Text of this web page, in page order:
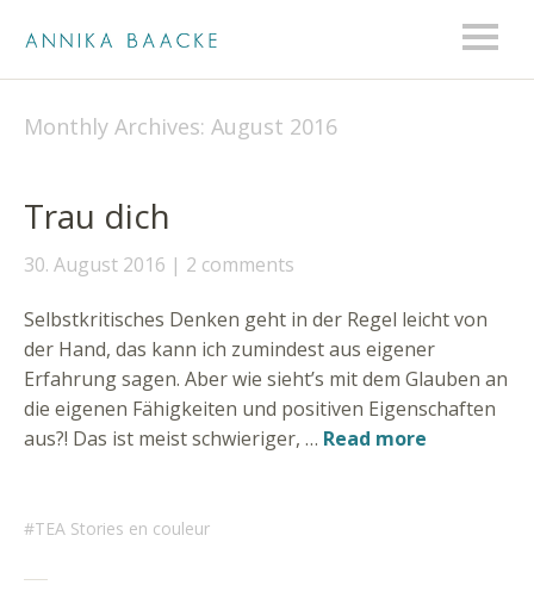
Monthly Archives: August 2016
Trau dich
30. August 2016 2 comments
Selbstkritisches Denken geht in der Regel leicht von
der Hand, das kann ich zumindest aus eigener
Erfahrung sagen. Aber wie sieht’s mit dem Glauben an
die eigenen Fähigkeiten und positiven Eigenschaften
aus?! Das ist meist schwieriger, … Read more
TEA Stories en couleur